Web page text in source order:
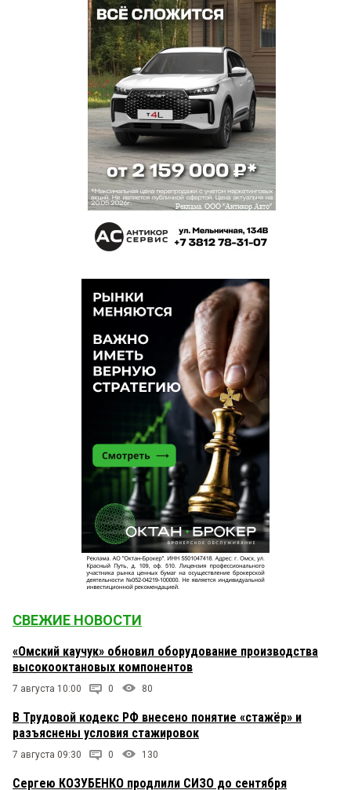
СВЕЖИЕ НОВОСТИ
«Омский каучук» обновил оборудование производства
высокооктановых компонентов
7 августа 10:00 0 80
В Трудовой кодекс РФ внесено понятие «стажёр» и
разъяснены условия стажировок
7 августа 09:30 0 130
Сергею КОЗУБЕНКО продлили СИЗО до сентября